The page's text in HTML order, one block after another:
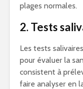
plages normales.
2. Tests
Les tests
pour évaluer la
consistent à
faire analyser en